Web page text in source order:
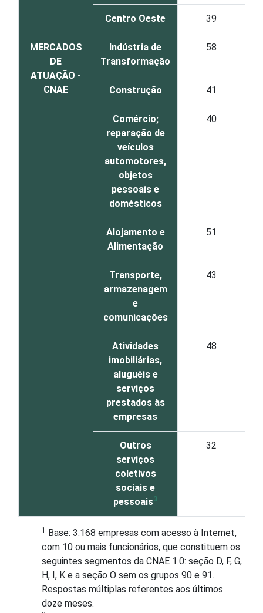
Centro Oeste 39
MERCADOS
DE
ATUAÇÃO -
CNAE
Indústria de
Transformação
58
Construção 41
Comércio;
reparação de
veículos
automotores,
objetos
pessoais e
domésticos
40
Alojamento e
Alimentação
51
Transporte,
armazenagem
e
comunicações
43
Atividades
imobiliárias,
aluguéis e
serviços
prestados às
empresas
48
Outros
serviços
coletivos
sociais e
pessoais3
32
1 Base: 3.168 empresas com acesso à Internet,
com 10 ou mais funcionários, que constituem os
seguintes segmentos da CNAE 1.0: seção D, F, G,
H, I, K e a seção O sem os grupos 90 e 91.
Respostas múltiplas referentes aos últimos
doze meses.